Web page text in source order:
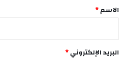
*
الاسم*
البريد الإلكتروني*